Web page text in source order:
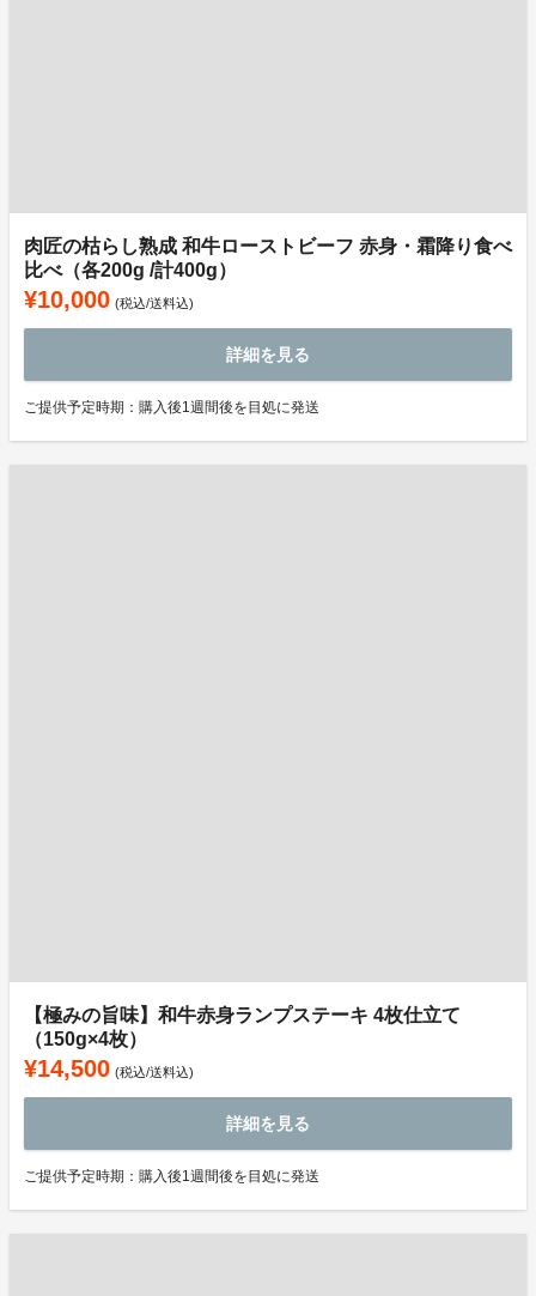
肉匠の枯らし熟成 和牛ローストビーフ 赤身・霜降り食べ
比べ（各200g /計400g）
¥10,000 (税込/送料込)
詳細を見る
ご提供予定時期：購入後1週間後を目処に発送
【極みの旨味】和牛赤身ランプステーキ 4枚仕立て
（150g×4枚）
¥14,500 (税込/送料込)
詳細を見る
ご提供予定時期：購入後1週間後を目処に発送